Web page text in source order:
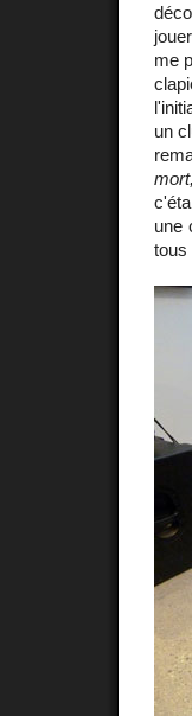
jouer
me
un
une
tous